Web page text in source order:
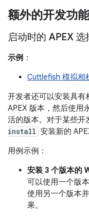
额外的开发功能
启动时的 APEX 选
示例 ：
Cuttlefish 模拟相
开发者还可以安装具有
APEX 版本，然后使用
活的版本。对于某些开
install 安装新的
用例示例：
安装 3 个版本的
可以使用一个版
使用另一个版本
果。